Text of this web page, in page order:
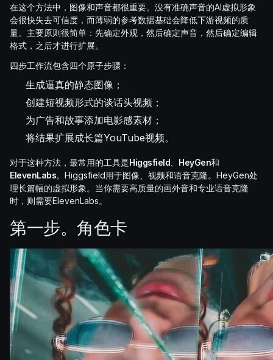
在这个方法中，图像和声音都很重要。没有准确声音的AI虚拟形象
会很快失去可信度，而薄弱的参考数据基础会降低下游视频的质
量。主要原则很简单：先确定外观，然后确定声音，然后确定编辑
格式，之后才进行扩展。
四步工作流包含四个原子步骤：
生成逼真的静态图像；
创建短视频形式的谈话头视频；
为广告和故事添加电影感素材；
将结果扩展成长篇YouTube视频。
对于这种方法，最常用的工具是Higgsfield HeyGen和
ElevenLabs。Higgsfield用于图像、视频和语音克隆。HeyGen处
理长篇幅的虚拟形象。当你需要高质量的画外音和专业语音克隆
时，则需要ElevenLabs。
第一步。角色卡